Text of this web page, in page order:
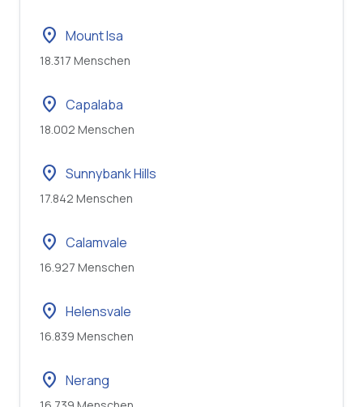
location_on Mount Isa
18.317 Menschen
location_on Capalaba
18.002 Menschen
location_on Sunnybank Hills
17.842 Menschen
location_on Calamvale
16.927 Menschen
location_on Helensvale
16.839 Menschen
location_on Nerang